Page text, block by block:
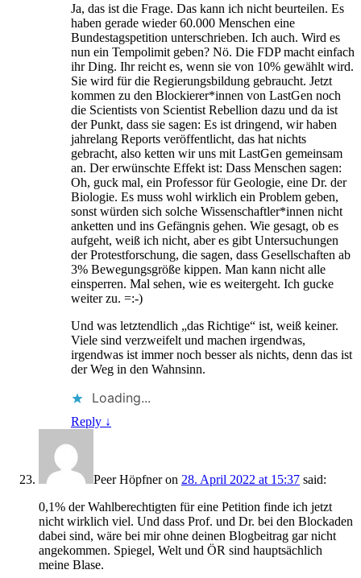
Ja, das ist die Frage. Das kann ich nicht beurteilen. Es
haben gerade wieder 60.000 Menschen eine
Bundestagspetition unterschrieben. Ich auch. Wird es
nun ein Tempolimit geben? Nö. Die FDP macht einfach
ihr Ding. Ihr reicht es, wenn sie von 10% gewählt wird.
Sie wird für die Regierungsbildung gebraucht. Jetzt
kommen zu den Blockierer*innen von LastGen noch
die Scientists von Scientist Rebellion dazu und da ist
der Punkt, dass sie sagen: Es ist dringend, wir haben
jahrelang Reports veröffentlicht, das hat nichts
gebracht, also ketten wir uns mit LastGen gemeinsam
an. Der erwünschte Effekt ist: Dass Menschen sagen:
Oh, guck mal, ein Professor für Geologie, eine Dr. der
Biologie. Es muss wohl wirklich ein Problem geben,
sonst würden sich solche Wissenschaftler*innen nicht
anketten und ins Gefängnis gehen. Wie gesagt, ob es
aufgeht, weiß ich nicht, aber es gibt Untersuchungen
der Protestforschung, die sagen, dass Gesellschaften ab
3% Bewegungsgröße kippen. Man kann nicht alle
einsperren. Mal sehen, wie es weitergeht. Ich gucke
weiter zu. =:-)
Und was letztendlich „das Richtige“ ist, weiß keiner.
Viele sind verzweifelt und machen irgendwas,
irgendwas ist immer noch besser als nichts, denn das ist
der Weg in den Wahnsinn.
Loading...
Reply ↓
Peer Höpfneron 28. April 2022 at 15:37 said:
0,1% der Wahlberechtigten für eine Petition finde ich jetzt
nicht wirklich viel. Und dass Prof. und Dr. bei den Blockaden
dabei sind, wäre bei mir ohne deinen Blogbeitrag gar nicht
angekommen. Spiegel, Welt und ÖR sind hauptsächlich
meine Blase.